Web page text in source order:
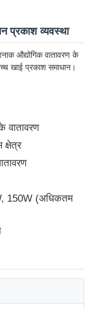
प्रकाश व्यवस्था
औद्योगिक वातावरण के
खाई प्रकाश समाधान।
150W (अधिकतम